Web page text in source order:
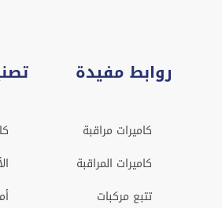
روابط مفيدة
كاميرات مراقبة
كاميرات المراقبة
تتبع مركبات